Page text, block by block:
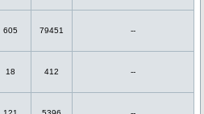
605 79451 --
18 412 --